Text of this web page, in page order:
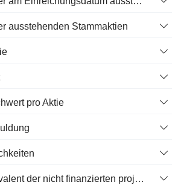
ausstehenden Stammaktien
pro Aktie
Schuldenäquivalent der nicht finanzierten projizierten Leistungspflicht